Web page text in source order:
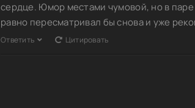
сердце. Юмор местами чумовой, но в
равно пересматривал бы снова и уже
Ответить Цитировать